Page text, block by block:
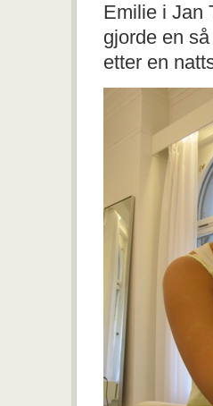
Emilie i Jan
gjorde en
etter en